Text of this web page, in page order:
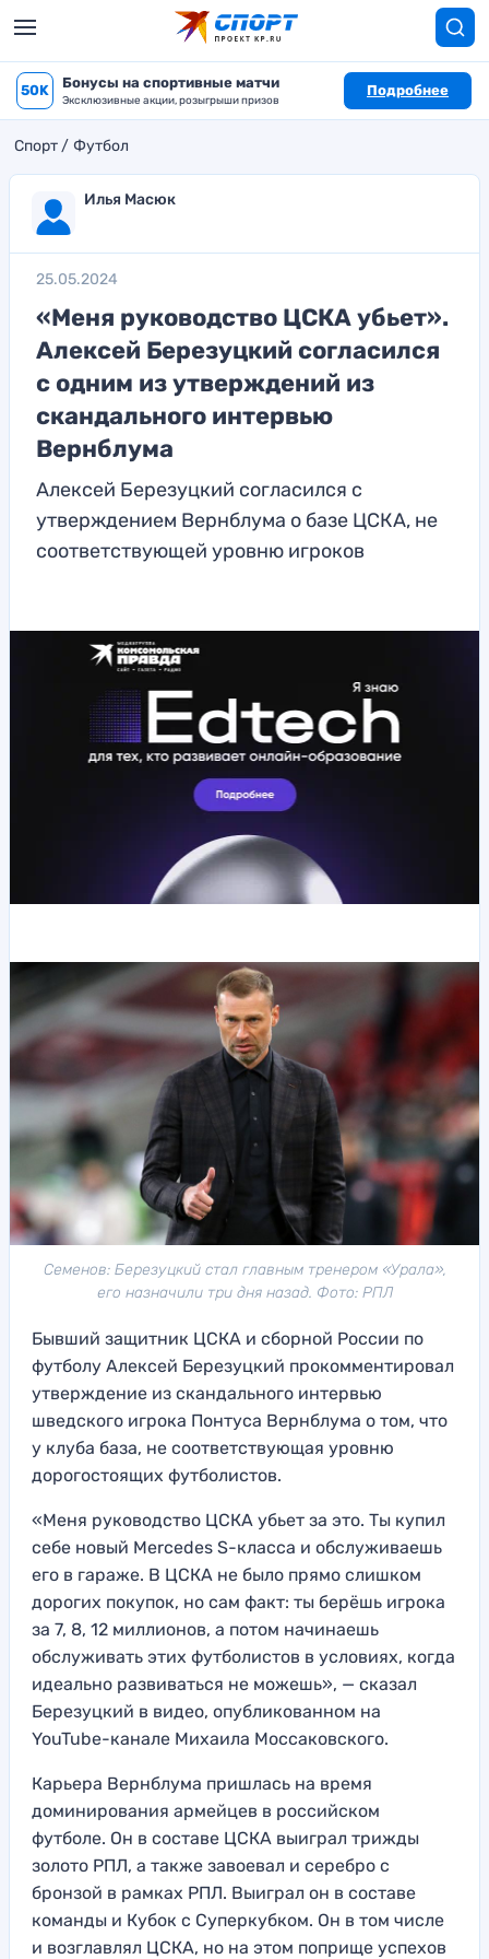
50K Бонусы на спортивные матчи
Эксклюзивные акции, розыгрыши призов
Подробнее
Спорт Футбол
Илья Масюк
25.05.2024
«Меня руководство ЦСКА убьет».
Алексей Березуцкий согласился
с одним из утверждений из
скандального интервью
Вернблума
Алексей Березуцкий согласился с
утверждением Вернблума о базе ЦСКА, не
соответствующей уровню игроков
Семенов: Березуцкий стал главным тренером «Урала»,
его назначили три дня назад. Фото: РПЛ
Бывший защитник ЦСКА и сборной России по
футболу Алексей Березуцкий прокомментировал
утверждение из скандального интервью
шведского игрока Понтуса Вернблума о том, что
у клуба база, не соответствующая уровню
дорогостоящих футболистов.
«Меня руководство ЦСКА убьет за это. Ты купил
себе новый Mercedes S-класса и обслуживаешь
его в гараже. В ЦСКА не было прямо слишком
дорогих покупок, но сам факт: ты берёшь игрока
за 7, 8, 12 миллионов, а потом начинаешь
обслуживать этих футболистов в условиях, когда
идеально развиваться не можешь», — сказал
Березуцкий в видео, опубликованном на
YouTube-канале Михаила Моссаковского.
Карьера Вернблума пришлась на время
доминирования армейцев в российском
футболе. Он в составе ЦСКА выиграл трижды
золото РПЛ, а также завоевал и серебро с
бронзой в рамках РПЛ. Выиграл он в составе
команды и Кубок с Суперкубком. Он в том числе
и возглавлял ЦСКА, но на этом поприще успехов